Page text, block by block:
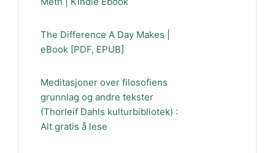
The Difference A Day Makes |
eBook [PDF, EPUB]
Meditasjoner over filosofiens
grunnlag og andre tekster
(Thorleif Dahls kulturbibliotek) :
Alt gratis å lese